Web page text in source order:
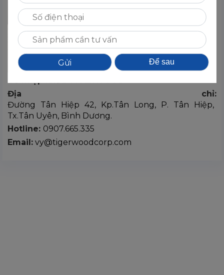
Địa chỉ:
Đường Tân Hiệp 42, Kp.Tân Long, P. Tân Hiệp,
Tx.Tân Uyên, Bình Dương.
Hotline: 0907.665.335
Email: vy@tigerwoodcorp.com
Để sau